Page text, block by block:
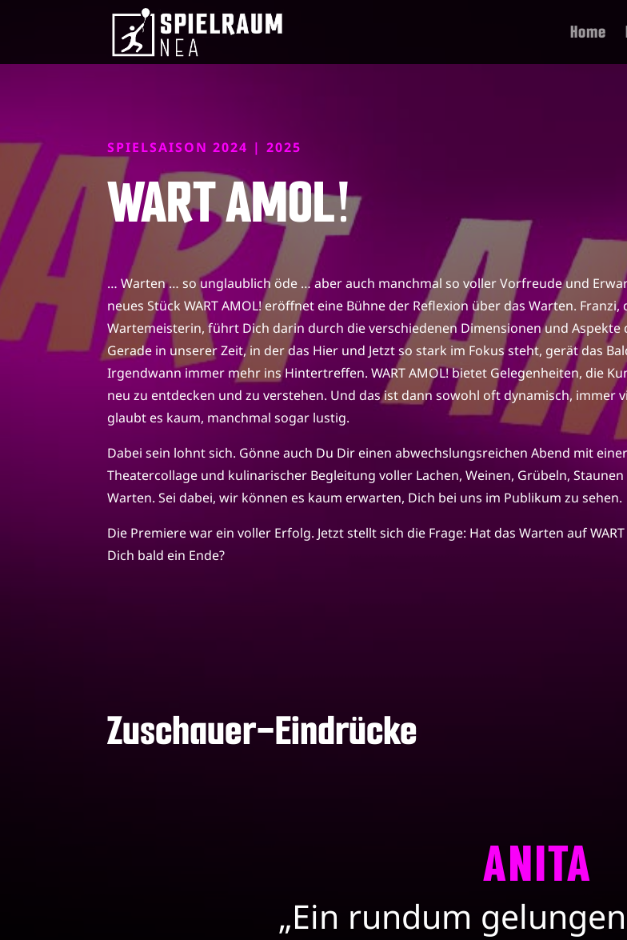
Home
SPIELSAISON 2024 | 2025
WART AMOL!
… Warten … so unglaublich öde … aber auch manchmal so voller Vorfreude und
neues Stück WART AMOL! eröffnet eine Bühne der Reflexion über das Warten. Franzi,
Wartemeisterin, führt Dich darin durch die verschiedenen Dimensionen und Aspekte
Gerade in unserer Zeit, in der das Hier und Jetzt so stark im Fokus steht, gerät das
Irgendwann immer mehr ins Hintertreffen. WART AMOL! bietet Gelegenheiten, die
neu zu entdecken und zu verstehen. Und das ist dann sowohl oft dynamisch, immer
glaubt es kaum, manchmal sogar lustig.
Dabei sein lohnt sich. Gönne auch Du Dir einen abwechslungsreichen Abend mit
Theatercollage und kulinarischer Begleitung voller Lachen, Weinen, Grübeln,
Warten. Sei dabei, wir können es kaum erwarten, Dich bei uns im Publikum zu sehen.
Die Premiere war ein voller Erfolg. Jetzt stellt sich die Frage: Hat das Warten auf
Dich bald ein Ende?
Zuschauer-Eindrücke
ANITA
„Ein rundum